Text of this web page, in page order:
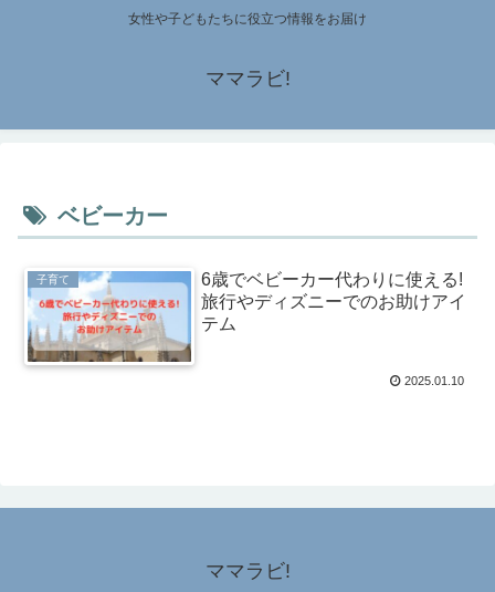
女性や子どもたちに役立つ情報をお届け
ママラビ!
ベビーカー
子育て
6歳でベビーカー代わりに使える!
旅行やディズニーでのお助けアイ
テム
2025.01.10
ママラビ!